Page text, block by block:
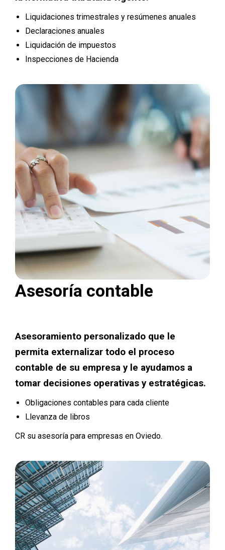
Liquidaciones trimestrales y resúmenes anuales
Declaraciones anuales
Liquidación de impuestos
Inspecciones de Hacienda
Asesoría contable
Asesoramiento personalizado que le
permita externalizar todo el proceso
contable de su empresa y le ayudamos a
tomar decisiones operativas y estratégicas.
Obligaciones contables para cada cliente
Llevanza de libros
CR su asesoría para empresas en Oviedo.